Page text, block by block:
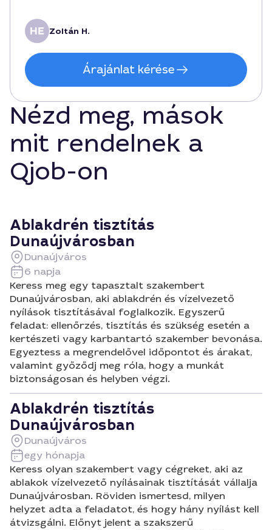
Zoltán H.
Árajánlat kérése
Nézd meg, mások
mit rendelnek a
Qjob-on
Ablakdrén tisztítás
Dunaújvárosban
Dunaújváros
6 napja
Keress meg egy tapasztalt szakembert
Dunaújvárosban, aki ablakdrén és vízelvezető
nyílások tisztításával foglalkozik. Egyszerű
feladat: ellenőrzés, tisztítás és szükség esetén a
kertészeti vagy karbantartó szakember bevonása.
Egyeztess a megrendelővel időpontot és árakat,
valamint győződj meg róla, hogy a munkát
biztonságosan és helyben végzi.
Ablakdrén tisztítás
Dunaújvárosban
Dunaújváros
egy hónapja
Keress olyan szakembert vagy cégreket, aki az
ablakok vízelvezető nyílásainak tisztítását vállalja
Dunaújvárosban. Röviden ismertesd, milyen
helyzet adta a feladatot, és hogy hány nyílást kell
átvizsgálni. Előnyt jelent a szakszerű